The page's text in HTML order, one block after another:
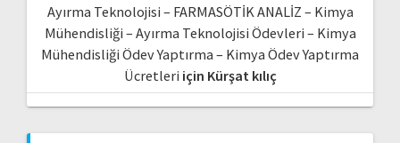
Ayırma Teknolojisi – FARMASÖTİK ANALİZ – Kimya
Mühendisliği – Ayırma Teknolojisi Ödevleri – Kimya
Mühendisliği Ödev Yaptırma – Kimya Ödev Yaptırma
Ücretleri için Kürşat kılıç